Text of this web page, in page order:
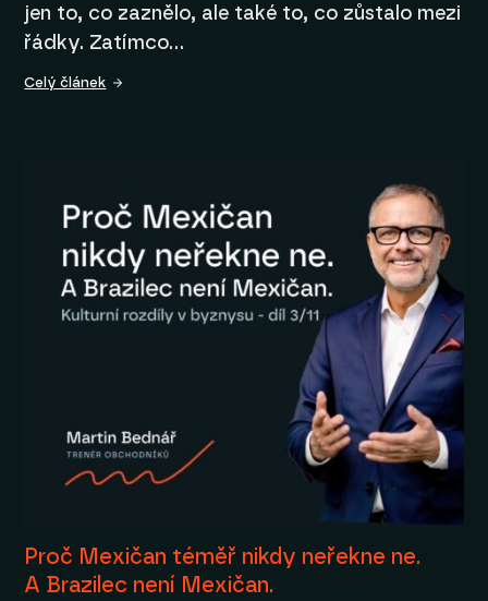
jen to, co zaznělo, ale také to, co zůstalo mezi
řádky. Zatímco…
Celý článek
Proč Mexičan téměř nikdy neřekne ne.
A Brazilec není Mexičan.